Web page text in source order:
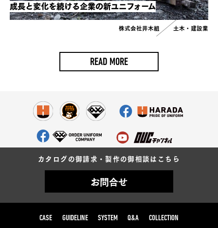
成長と変化を続ける企業の新ユニフォーム
株式会社井木組 土木・建設業
READ MORE
カタログの御請求・製作の御相談はこちら
お問合せ
CASE GUIDELINE SYSTEM Q&A COLLECTION